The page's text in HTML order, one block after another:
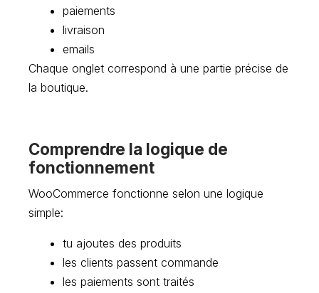
paiements
livraison
emails
Chaque onglet correspond à une partie précise de
la boutique.
Comprendre la logique de
fonctionnement
WooCommerce fonctionne selon une logique
simple:
tu ajoutes des produits
les clients passent commande
les paiements sont traités